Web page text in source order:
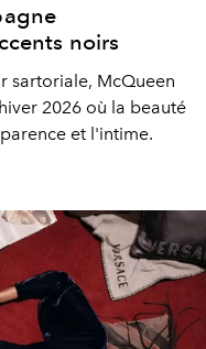
noirs
sartoriale, McQueen
2026 où la beauté
et l'intime.